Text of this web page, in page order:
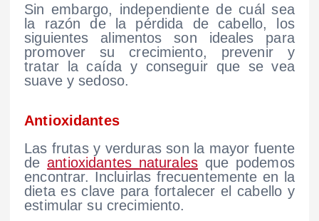
Sin embargo, independiente de cuál sea
la razón de la pérdida de cabello, los
siguientes alimentos son ideales para
promover su crecimiento, prevenir y
tratar la caída y conseguir que se vea
suave y sedoso.
Antioxidantes
Las frutas y verduras son la mayor fuente
deantioxidantes naturalesque podemos
encontrar. Incluirlas frecuentemente en la
dieta es clave para fortalecer el cabello y
estimular su crecimiento.